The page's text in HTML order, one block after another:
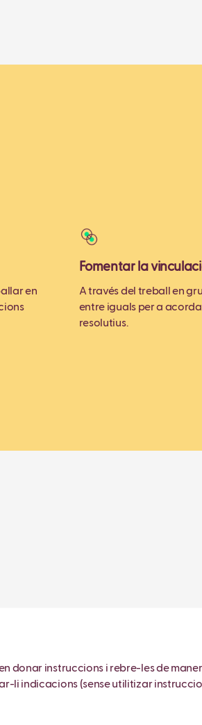
en
Fomentar la
A través del treball en
entre iguals per a
resolutius.
donar instruccions i rebre-les de
li indicacions (sense utilitizar